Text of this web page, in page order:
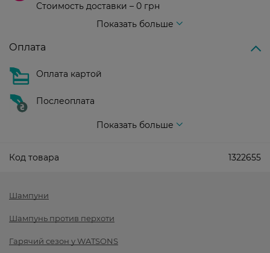
Стоимость доставки – 0 грн
Показать больше
Оплата
Оплата картой
Послеоплата
Показать больше
Код товара 1322655
Шампуни
Шампунь против перхоти
Гарячий сезон у WATSONS